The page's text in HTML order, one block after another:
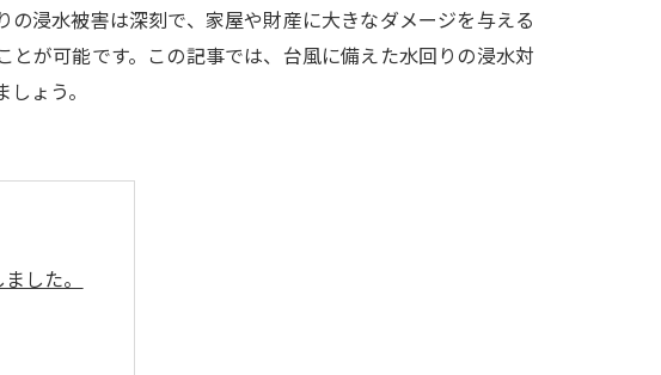
浸水被害は深刻で、家屋や財産に大きなダメージを与える
が可能です。この記事では、台風に備えた水回りの浸水対
ょう。
した。